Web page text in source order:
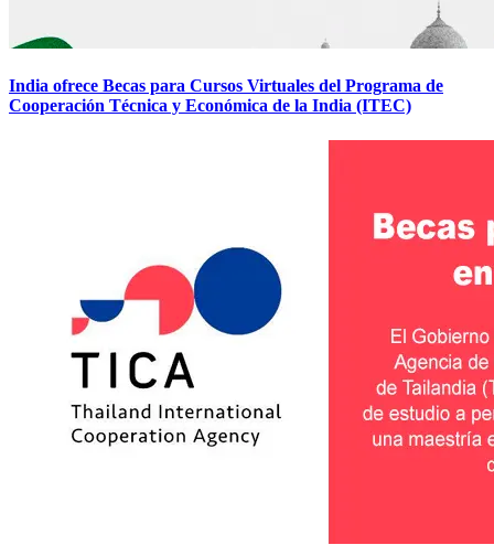
India ofrece Becas para Cursos Virtuales del Programa de
Cooperación Técnica y Económica de la India (ITEC)